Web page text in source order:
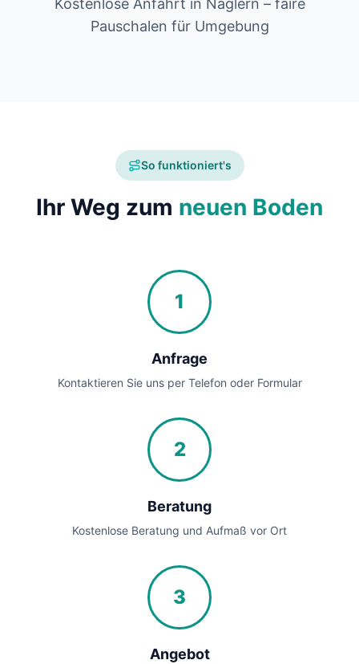
Kostenlose Anfahrt in Naglern – faire
Pauschalen für Umgebung
So funktioniert's
Ihr Weg zum neuen Boden
1
Anfrage
Kontaktieren Sie uns per Telefon oder Formular
2
Beratung
Kostenlose Beratung und Aufmaß vor Ort
3
Angebot